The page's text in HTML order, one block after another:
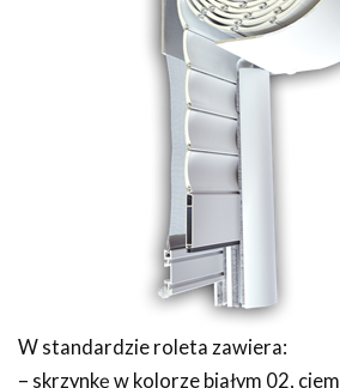
W standardzie roleta zawiera:
– skrzynkę w kolorze białym 02,